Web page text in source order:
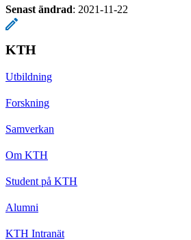
Senast ändrad: 2021-11-22
KTH
Utbildning
Forskning
Samverkan
Om KTH
Student på KTH
Alumni
KTH Intranät